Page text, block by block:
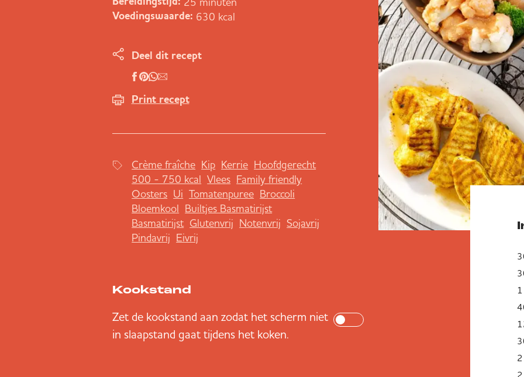
Voedingswaarde: 630 kcal
Deel dit recept
Print recept
Crème fraîche Kip Kerrie Hoofdgerecht
500 - 750 kcal Vlees Family friendly
Oosters Ui Tomatenpuree Broccoli
Bloemkool Builtjes Basmatirijst
Basmatirijst Glutenvrij Notenvrij Sojavrij
Pindavrij Eivrij
Kookstand
Zet de kookstand aan zodat het scherm niet
in slaapstand gaat tijdens het koken.